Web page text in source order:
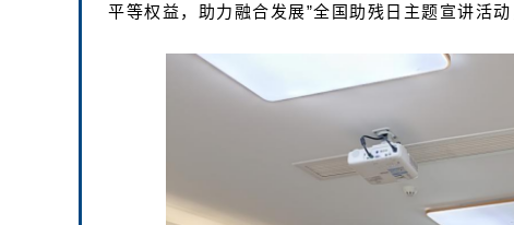
平等权益，助力融合发展”全国助残日主题宣讲活